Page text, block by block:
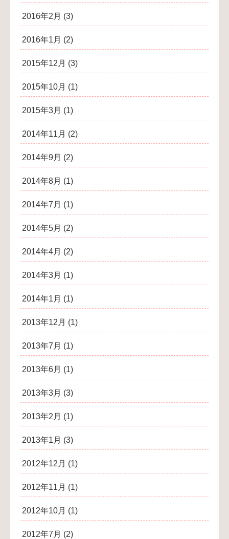
2016年2月 (3)
2016年1月 (2)
2015年12月 (3)
2015年10月 (1)
2015年3月 (1)
2014年11月 (2)
2014年9月 (2)
2014年8月 (1)
2014年7月 (1)
2014年5月 (2)
2014年4月 (2)
2014年3月 (1)
2014年1月 (1)
2013年12月 (1)
2013年7月 (1)
2013年6月 (1)
2013年3月 (3)
2013年2月 (1)
2013年1月 (3)
2012年12月 (1)
2012年11月 (1)
2012年10月 (1)
2012年7月 (2)